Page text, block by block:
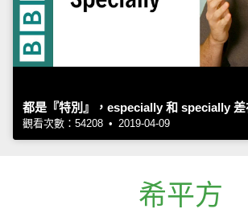
都是『特別』，especially 和 specially 差
觀看次數：54208 • 2019-04-09
希平方